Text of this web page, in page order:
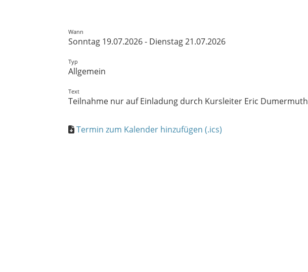
Wann
Sonntag 19.07.2026 - Dienstag 21.07.2026
Typ
Allgemein
Text
Teilnahme nur auf Einladung durch Kursleiter Eric Dumermuth
Termin zum Kalender hinzufügen (.ics)